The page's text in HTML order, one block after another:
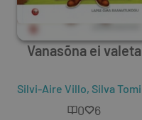
Vanasõna ei valeta
Silvi-Aire Villo, Silva Tomingas
0 6